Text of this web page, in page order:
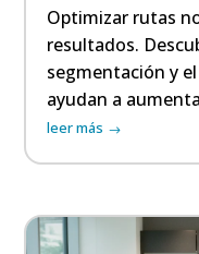
Optimizar rutas
resultados.
segmentación y
ayudan a
leer más